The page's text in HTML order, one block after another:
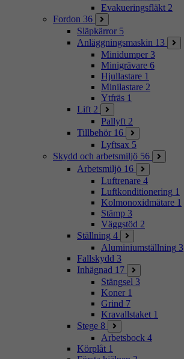
Evakueringsfläkt 2
Fordon 36
Släpkärror 5
Anläggningsmaskin 13
Minidumper 3
Minigrävare 6
Hjullastare 1
Minilastare 2
Ytfräs 1
Lift 2
Pallyft 2
Tillbehör 16
Lyftsax 5
Skydd och arbetsmiljö 56
Arbetsmiljö 16
Luftrenare 4
Luftkonditionering 1
Kolmonoxidmätare 1
Stämp 3
Väggstöd 2
Ställning 4
Aluminiumställning 3
Fallskydd 3
Inhägnad 17
Stängsel 3
Koner 1
Grind 7
Kravallstaket 1
Stege 8
Arbetsbock 4
Körplåt 1